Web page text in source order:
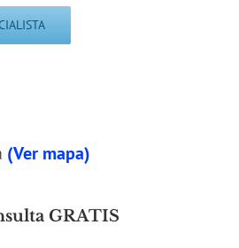
(Ver mapa)
GRATIS